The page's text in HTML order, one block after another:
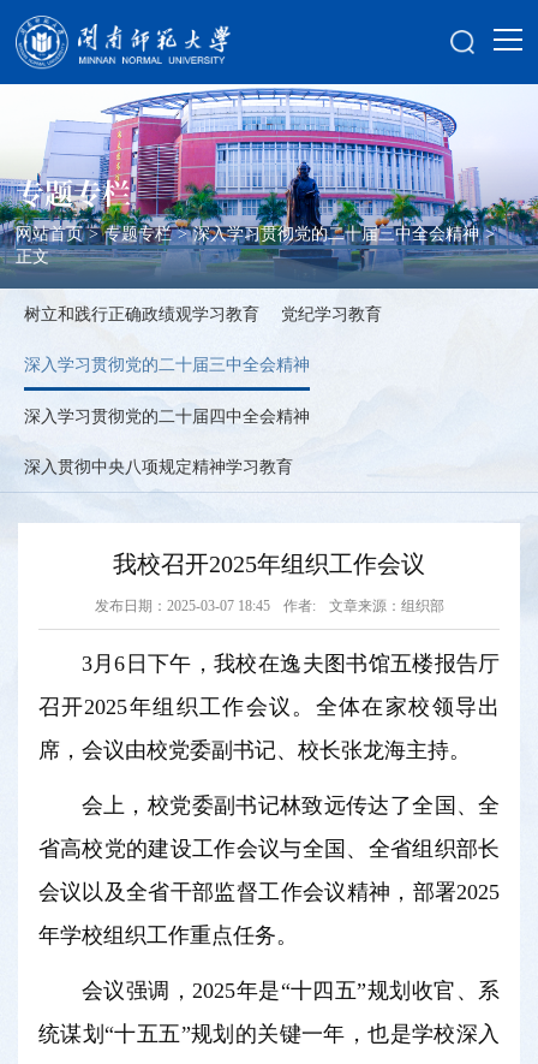
专题专栏
网站首页 > 专题专栏 > 深入学习贯彻党的二十届三中全会精神 >
正文
树立和践行正确政绩观学习教育 党纪学习教育
深入学习贯彻党的二十届三中全会精神
深入学习贯彻党的二十届四中全会精神
深入贯彻中央八项规定精神学习教育
我校召开2025年组织工作会议
发布日期：2025-03-07 18:45 作者: 文章来源：组织部
3月6日下午，我校在逸夫图书馆五楼报告厅
召开2025年组织工作会议。全体在家校领导出
席，会议由校党委副书记、校长张龙海主持。
会上，校党委副书记林致远传达了全国、全
省高校党的建设工作会议与全国、全省组织部长
会议以及全省干部监督工作会议精神，部署2025
年学校组织工作重点任务。
会议强调，2025年是“十四五”规划收官、系
统谋划“十五五”规划的关键一年，也是学校深入